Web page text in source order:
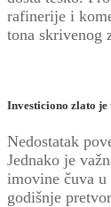
rafinerije i
tona skrivenog
Investiciono zlato je
Nedostatak
Jednako je
imovine čuva
godišnje